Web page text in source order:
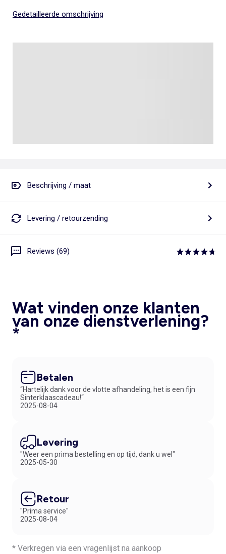
Gedetailleerde omschrijving
Beschrijving / maat
Levering / retourzending
Reviews (69)
Wat vinden onze klanten
van onze dienstverlening?
*
Betalen
“Hartelijk dank voor de vlotte afhandeling, het is een fijn
Sinterklaascadeau!“
2025-08-04
Levering
"Weer een prima bestelling en op tijd, dank u wel"
2025-05-30
Retour
"Prima service"
2025-08-04
* Verkregen via een vragenlijst na aankoop